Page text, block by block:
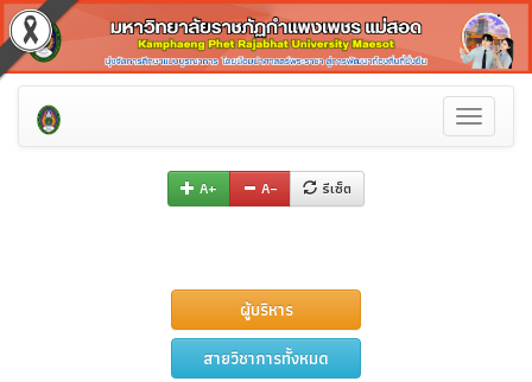
Toggle
A+ A– รีเซ็ต
ผู้บริหาร
สายวิชาการทั้งหมด